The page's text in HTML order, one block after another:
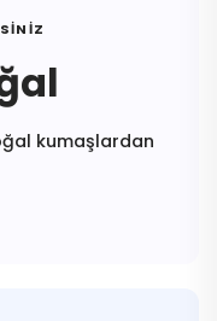
kumaşlardan